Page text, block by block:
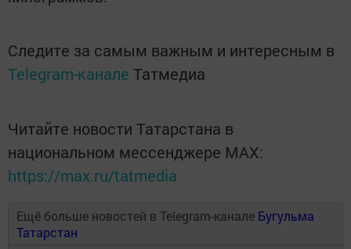
Следите за самым важным и интересным в
Telegram-канале Татмедиа
Читайте новости Татарстана в
национальном мессенджере MАХ:
https://max.ru/tatmedia
Ещё больше новостей в Telegram-канале Бугульма
Татарстан